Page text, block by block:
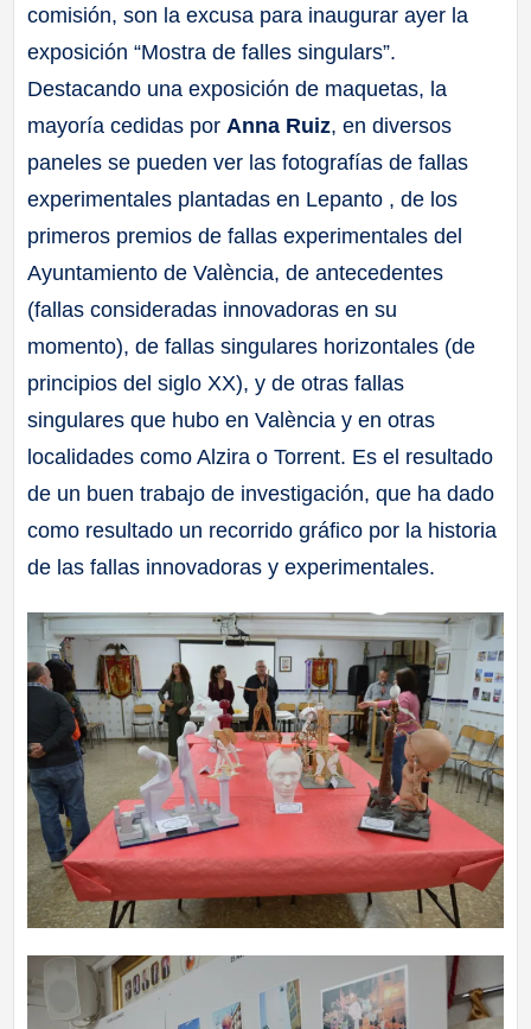
comisión, son la excusa para inaugurar ayer la
exposición “Mostra de falles singulars”.
Destacando una exposición de maquetas, la
mayoría cedidas por Anna Ruiz, en diversos
paneles se pueden ver las fotografías de fallas
experimentales plantadas en Lepanto , de los
primeros premios de fallas experimentales del
Ayuntamiento de València, de antecedentes
(fallas consideradas innovadoras en su
momento), de fallas singulares horizontales (de
principios del siglo XX), y de otras fallas
singulares que hubo en València y en otras
localidades como Alzira o Torrent. Es el resultado
de un buen trabajo de investigación, que ha dado
como resultado un recorrido gráfico por la historia
de las fallas innovadoras y experimentales.